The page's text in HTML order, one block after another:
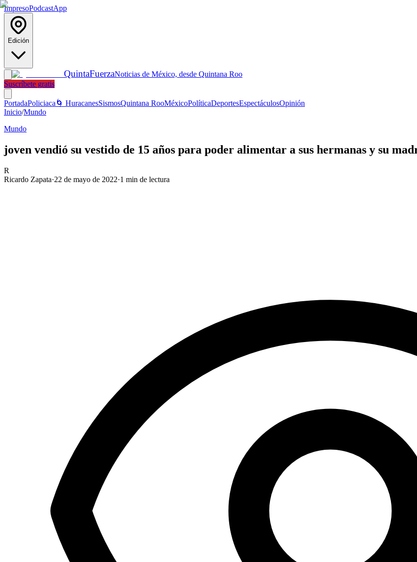
ImpresoPodcastApp
Edición
QuintaFuerzaNoticias de México, desde Quintana Roo
Suscríbete gratis
PortadaPoliciaca 🌀 HuracanesSismosQuintana RooMéxicoPolíticaDeportesEspectáculosOpinión
Inicio/Mundo
Mundo
joven vendió su vestido de 15 años para poder alimentar a sus hermanas y su
R
Ricardo Zapata·22 de mayo de 2022·1 min de lectura